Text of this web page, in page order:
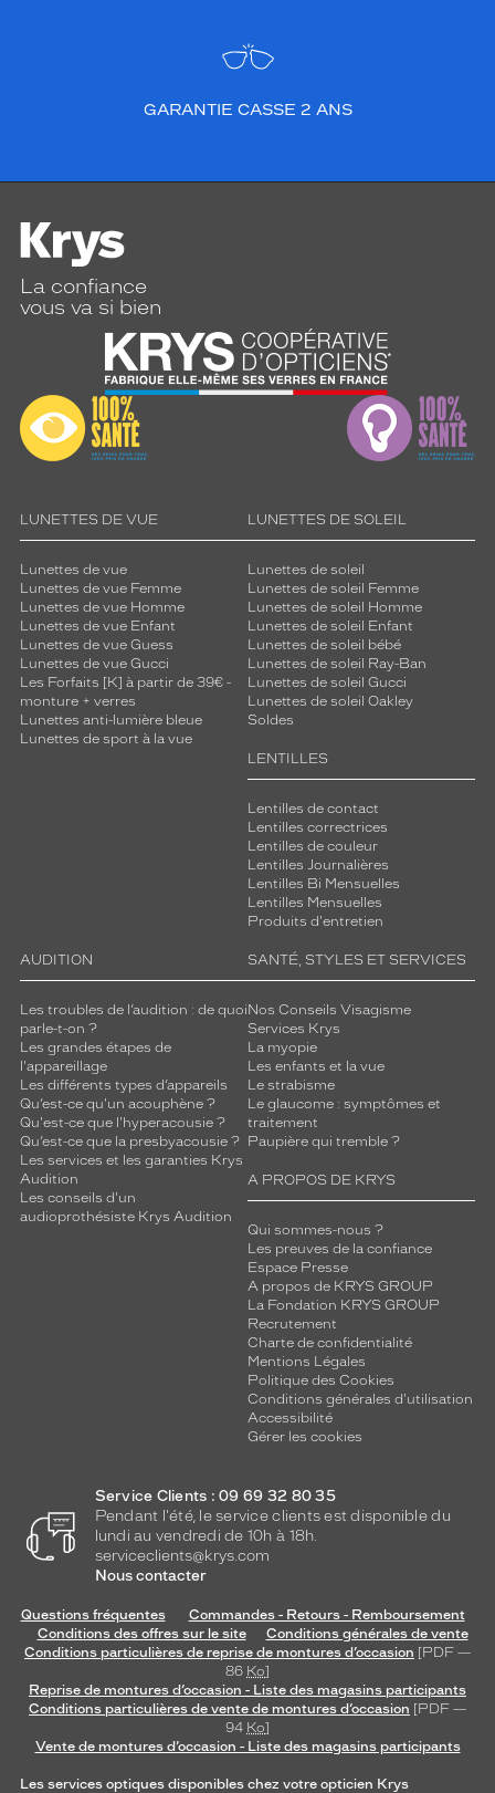
GARANTIE CASSE 2 ANS
La confiance
vous va si bien
LUNETTES DE VUE
Lunettes de vue
Lunettes de vue Femme
Lunettes de vue Homme
Lunettes de vue Enfant
Lunettes de vue Guess
Lunettes de vue Gucci
Les Forfaits [K] à partir de 39€ -
monture + verres
Lunettes anti-lumière bleue
Lunettes de sport à la vue
LUNETTES DE SOLEIL
Lunettes de soleil
Lunettes de soleil Femme
Lunettes de soleil Homme
Lunettes de soleil Enfant
Lunettes de soleil bébé
Lunettes de soleil Ray-Ban
Lunettes de soleil Gucci
Lunettes de soleil Oakley
Soldes
LENTILLES
Lentilles de contact
Lentilles correctrices
Lentilles de couleur
Lentilles Journalières
Lentilles Bi Mensuelles
Lentilles Mensuelles
Produits d'entretien
AUDITION
Les troubles de l’audition : de quoi
parle-t-on ?
Les grandes étapes de
l'appareillage
Les différents types d’appareils
Qu’est-ce qu'un acouphène ?
Qu'est-ce que l'hyperacousie ?
Qu’est-ce que la presbyacousie ?
Les services et les garanties Krys
Audition
Les conseils d'un
audioprothésiste Krys Audition
SANTÉ, STYLES ET SERVICES
Nos Conseils Visagisme
Services Krys
La myopie
Les enfants et la vue
Le strabisme
Le glaucome : symptômes et
traitement
Paupière qui tremble ?
A PROPOS DE KRYS
Qui sommes-nous ?
Les preuves de la confiance
Espace Presse
A propos de KRYS GROUP
La Fondation KRYS GROUP
Recrutement
Charte de confidentialité
Mentions Légales
Politique des Cookies
Conditions générales d'utilisation
Accessibilité
Gérer les cookies
Service Clients : 09 69 32 80 35
Pendant l'été, le service clients est disponible du
lundi au vendredi de 10h à 18h.
serviceclients@krys.com
Nous contacter
Questions fréquentes
Commandes - Retours - Remboursement
Conditions des offres sur le site
Conditions générales de vente
Conditions particulières de reprise de montures d’occasion [PDF —
86 Ko]
Reprise de montures d’occasion - Liste des magasins participants
Conditions particulières de vente de montures d’occasion [PDF —
94 Ko]
Vente de montures d’occasion - Liste des magasins participants
Les services optiques disponibles chez votre opticien Krys